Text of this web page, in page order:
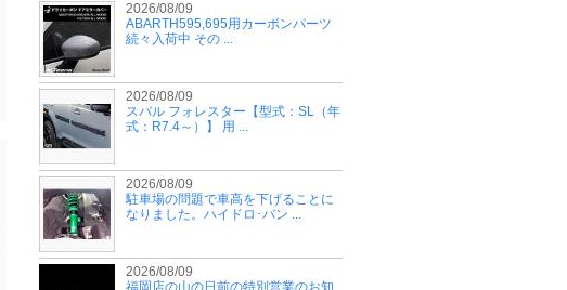
2026/08/09
ABARTH595,695用カーボンパーツ
続々入荷中 その ...
2026/08/09
スバル フォレスター【型式：SL（年
式：R7.4～）】 用 ...
2026/08/09
駐車場の問題で車高を下げることに
なりました。ハイドロ･バン ...
2026/08/09
福岡店の山の日前の特別営業のお知